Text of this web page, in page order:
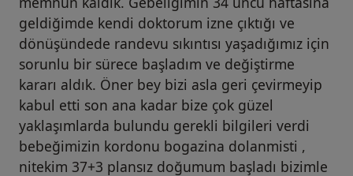
geldiğimde kendi doktorum izne çıktığı ve
dönüşündede randevu sıkıntısı yaşadığımız için
sorunlu bir sürece başladım ve değiştirme
kararı aldık. Öner bey bizi asla geri çevirmeyip
kabul etti son ana kadar bize çok güzel
yaklaşımlarda bulundu gerekli bilgileri verdi
bebeğimizin kordonu bogazina dolanmisti ,
nitekim 37+3 plansız doğumum başladı bizimle